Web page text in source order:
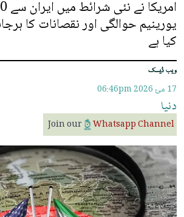
یورینیم حوالگی اور نقصانات کا
کیا ہے
ویب ڈیسک
17 مئ 2026 06:46pm
دنیا
Join our Whatsapp Channel